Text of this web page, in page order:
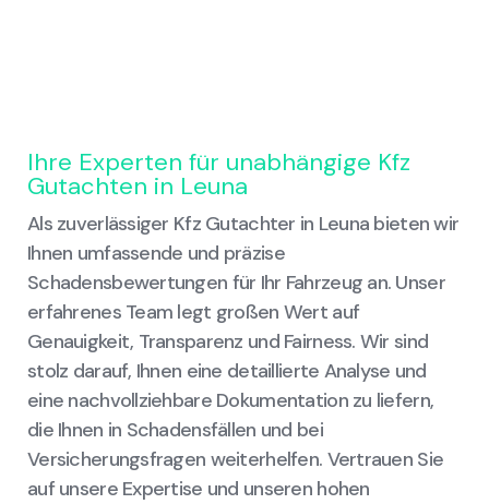
Ihre Experten für unabhängige Kfz
Gutachten in Leuna
Als zuverlässiger Kfz Gutachter in Leuna bieten wir
Ihnen umfassende und präzise
Schadensbewertungen für Ihr Fahrzeug an. Unser
erfahrenes Team legt großen Wert auf
Genauigkeit, Transparenz und Fairness. Wir sind
stolz darauf, Ihnen eine detaillierte Analyse und
eine nachvollziehbare Dokumentation zu liefern,
die Ihnen in Schadensfällen und bei
Versicherungsfragen weiterhelfen. Vertrauen Sie
auf unsere Expertise und unseren hohen